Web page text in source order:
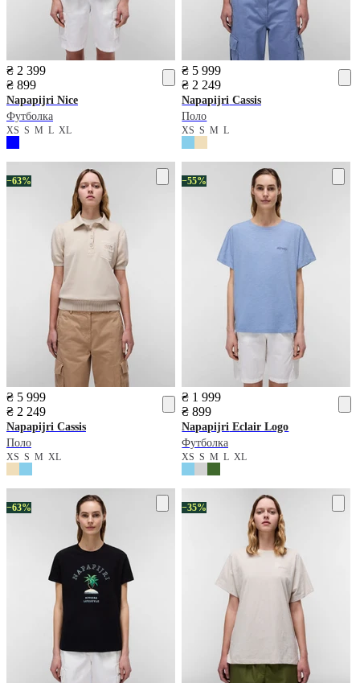
₴ 2 399
₴ 899
Napapijri Nice
Футболка
XS S M L XL
₴ 5 999
₴ 2 249
Napapijri Cassis
Поло
XSSML
−63%
₴ 5 999
₴ 2 249
Napapijri Cassis
Поло
XS S M XL
−55%
₴ 1 999
₴ 899
Napapijri Eclair Logo
Футболка
XSSMLXL
−63% −35%